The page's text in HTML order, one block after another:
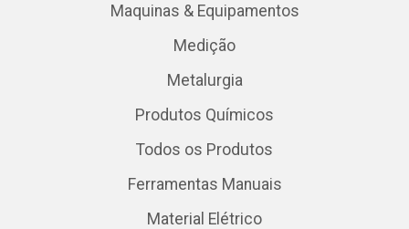
Maquinas & Equipamentos
Medição
Metalurgia
Produtos Químicos
Todos os Produtos
Ferramentas Manuais
Material Elétrico